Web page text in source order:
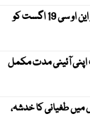
کیریبین پریمیئر لیگ ، قومی کرکٹرز کو این او سی 19 اگست کو
اپنی آئینی مدت مکمل
میں طغیانی کا خدشہ،